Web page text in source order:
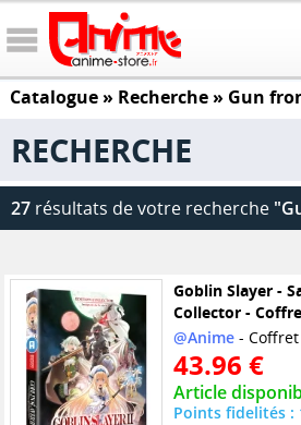
Catalogue» Recherche » Gun
RECHERCHE
27 résultats de votre recherche
Goblin Slayer -
Collector -
@Anime- Coffret
43.96 €
Article
Points fidelités :